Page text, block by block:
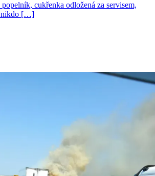
cukřenka odložená za servisem,
nikdo […]